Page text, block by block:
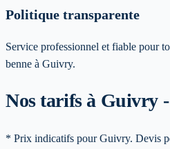
Politique transparente
Service professionnel et fiable pour
benne à Guivry.
Nos tarifs à Guivry
* Prix indicatifs pour Guivry. Devis